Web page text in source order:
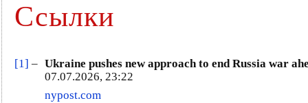
Ссылки
[1] – Ukraine pushes new approach to end Russia war
07.07.2026, 23:22
nypost.com